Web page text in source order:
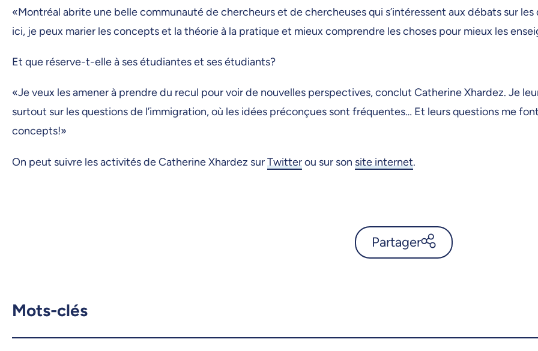
«Montréal abrite une belle communauté de chercheurs et de chercheuses qui s’intéressent aux débats sur
ici, je peux marier les concepts et la théorie à la pratique et mieux comprendre les choses pour mieux les
Et que réserve-t-elle à ses étudiantes et ses étudiants?
«Je veux les amener à prendre du recul pour voir de nouvelles perspectives, conclut Catherine Xhardez. Je
surtout sur les questions de l’immigration, où les idées préconçues sont fréquentes… Et leurs questions me
concepts!»
On peut suivre les activités de Catherine Xhardez surTwitterou sur son site internet.
Partager
Mots-clés